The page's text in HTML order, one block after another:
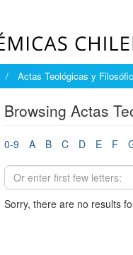
Actas Teológicas y
Browsing Actas
0-9 A B C D E F
Sorry, there are no results